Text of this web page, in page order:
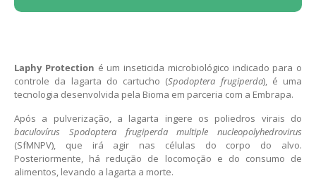
Laphy Protection é um inseticida microbiológico indicado para o
controle da lagarta do cartucho (Spodoptera frugiperda), é uma
tecnologia desenvolvida pela Bioma em parceria com a Embrapa.
Após a pulverização, a lagarta ingere os poliedros virais do
baculovírus Spodoptera frugiperda multiple nucleopolyhedrovirus
(SfMNPV), que irá agir nas células do corpo do alvo.
Posteriormente, há redução de locomoção e do consumo de
alimentos, levando a lagarta a morte.